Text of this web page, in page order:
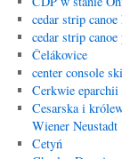
cedar strip
cedar strip canoe
Čelákovice
center console
Cerkwie
Cesarska i
Wiener Neustadt
Cetyń